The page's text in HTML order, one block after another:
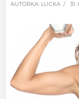
AUTORKA: LUCKA / 31.